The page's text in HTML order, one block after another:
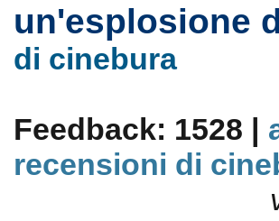
un'esplosione
di cinebura
Feedback: 1528 |
recensioni di